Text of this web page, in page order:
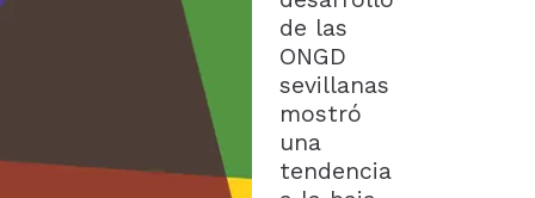
de las
ONGD
sevillanas
mostró
una
tendencia